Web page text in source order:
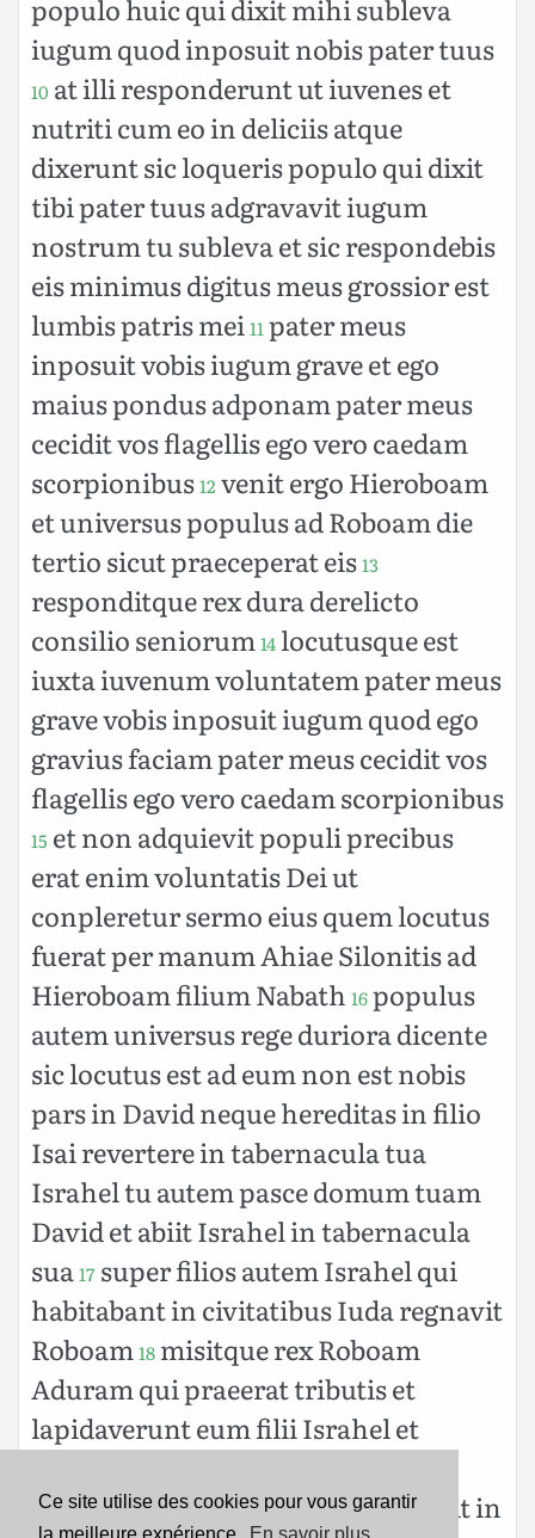
Ce site utilise des cookies pour vous garantir
populo huic qui dixit mihi subleva
iugum quod inposuit nobis pater tuus
10 at illi responderunt ut iuvenes et
nutriti cum eo in deliciis atque
dixerunt sic loqueris populo qui dixit
tibi pater tuus adgravavit iugum
nostrum tu subleva et sic respondebis
eis minimus digitus meus grossior est
lumbis patris mei11pater meus
inposuit vobis iugum grave et ego
maius pondus adponam pater meus
cecidit vos flagellis ego vero caedam
scorpionibus12 venit ergo Hieroboam
et universus populus ad Roboam die
tertio sicut praeceperat eis13
responditque rex dura derelicto
consilio seniorum14 locutusque est
iuxta iuvenum voluntatem pater meus
grave vobis inposuit iugum quod ego
gravius faciam pater meus cecidit vos
flagellis ego vero caedam scorpionibus
15 et non adquievit populi precibus
erat enim voluntatis Dei ut
conpleretur sermo eius quem locutus
fuerat per manum Ahiae Silonitis ad
Hieroboam filium Nabath 16populus
autem universus rege duriora dicente
sic locutus est ad eum non est nobis
pars in David neque hereditas in filio
Isai revertere in tabernacula tua
Israhel tu autem pasce domum tuam
David et abiit Israhel in tabernacula
sua17 super filios autem Israhel qui
habitabant in civitatibus Iuda regnavit
Roboam18 misitque rex Roboam
Aduram qui praeerat tributis et
lapidaverunt eum filii Israhel et
currum festinavit ascendere et fugit in